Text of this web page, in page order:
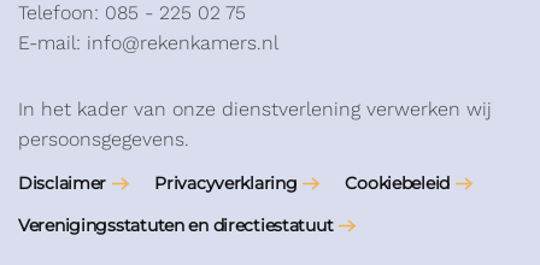
Telefoon: 085 - 225 02 75
E-mail: info@rekenkamers.nl
In het kader van onze dienstverlening verwerken wij
persoonsgegevens.
Disclaimer Privacyverklaring
Cookiebeleid
Verenigingsstatuten en directiestatuut